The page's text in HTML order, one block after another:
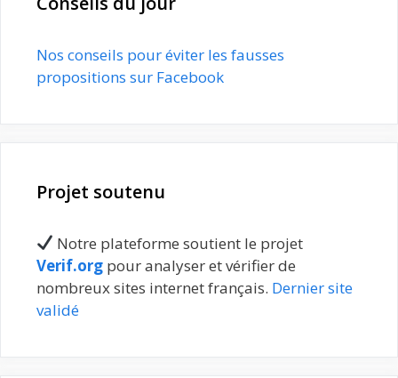
Nos conseils pour éviter les fausses
propositions sur Facebook
Projet soutenu
Notre plateforme soutient le projet
Verif.org pour analyser et vérifier de
nombreux sites internet français. Dernier site
validé